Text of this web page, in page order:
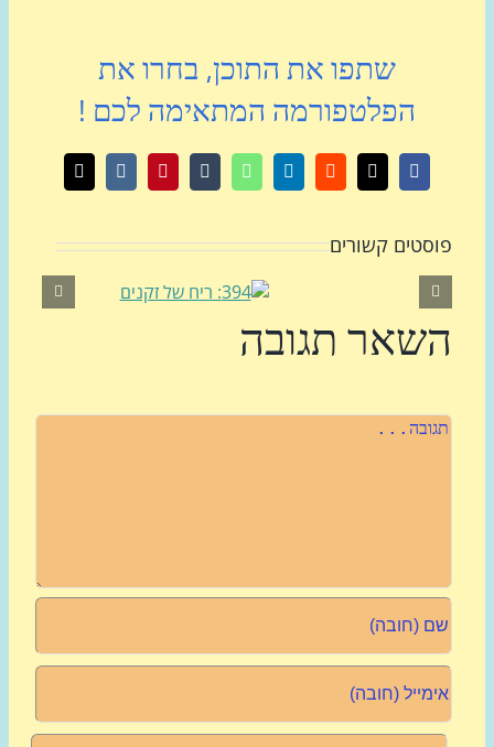
שתפו את התוכן, בחרו את
הפלטפורמה המתאימה לכם !
Facebook
Reddit
LinkedIn
WhatsApp
Tumblr
Pinterest
Vk
כתובת
דואר
קשורים
תגובה